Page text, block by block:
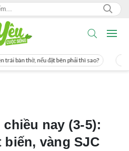
phải thì sao? Cách uống nước mía
chiều nay (3-5):
biến, vàng SJC